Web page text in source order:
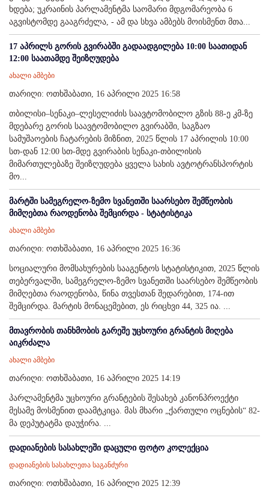
ხდება; უკრაინის პარლამენტმა საომარი მდგომარეობა 6
აგვისტომდე გააგრძელა, - ამ და სხვა ამბებს მოისმენთ მთა...
17 აპრილს გორის გვირაბში გადაადგილება 10:00 საათიდან
12:00 საათამდე შეიზღუდება
ახალი ამბები
თარიღი: ოთხშაბათი, 16 აპრილი 2025 16:58
თბილისი–სენაკი–ლესელიძის საავტომობილო გზის 88-ე კმ-ზე
მდებარე გორის საავტომობილო გვირაბში, საგზაო
სამუშაოების ჩატარების მიზნით, 2025 წლის 17 აპრილის 10:00
სთ-დან 12:00 სთ-მდე გვირაბის სენაკი-თბილისის
მიმართულებაზე შეიზღუდება ყველა სახის ავტოტრანსპორტის
მო...
მარტში სამეგრელო-ზემო სვანეთში საარსებო შემწეობის
მიმღებთა რაოდენობა შემცირდა - სტატისტიკა
ახალი ამბები
თარიღი: ოთხშაბათი, 16 აპრილი 2025 16:36
სოციალური მომსახურების სააგენტოს სტატისტიკით, 2025 წლის
თებერვალში, სამეგრელო-ზემო სვანეთში საარსებო შემწეობის
მიმღებთა რაოდენობა, წინა თვესთან შედარებით, 174-ით
შემცირდა. მარტის მონაცემებით, ეს რიცხვი 44, 325 ია. ...
მთავრობის თანხმობის გარეშე უცხოური გრანტის მიღება
აიკრძალა
ახალი ამბები
თარიღი: ოთხშაბათი, 16 აპრილი 2025 14:19
პარლამენტმა უცხოური გრანტების შესახებ კანონპროექტი
მესამე მოსმენით დაამტკიცა. მას მხარი „ქართული ოცნების“ 82-
მა დეპუტატმა დაუჭირა. ...
დადიანების სასახლეში დაცული ფოტო კოლექცია
დადიანების სასახლეთა საგანძური
თარიღი: ოთხშაბათი, 16 აპრილი 2025 12:39